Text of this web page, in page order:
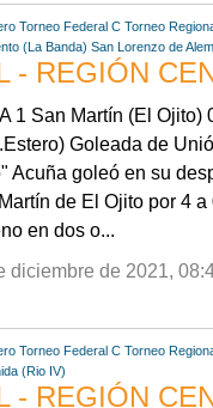
Torneo Federal C Torneo
(La Banda) San Lorenzo de
- REGIÓN
1 San Martín (El Ojito)
Goleada de
Acuña goleó en su
de El Ojito por 4
en dos o...
diciembre de 2021,
Torneo Federal C Torneo
(Rio IV)
- REGIÓN